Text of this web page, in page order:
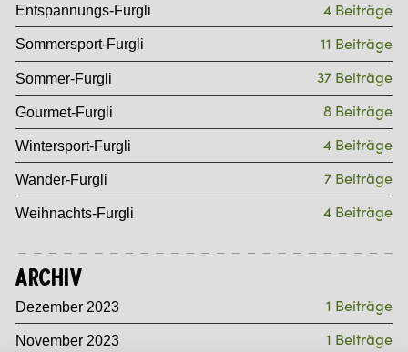
Entspannungs-Furgli 4 Beiträge
Sommersport-Furgli 11 Beiträge
Sommer-Furgli 37 Beiträge
Gourmet-Furgli 8 Beiträge
Wintersport-Furgli 4 Beiträge
Wander-Furgli 7 Beiträge
Weihnachts-Furgli 4 Beiträge
Archiv
Dezember 2023 1 Beiträge
November 2023 1 Beiträge